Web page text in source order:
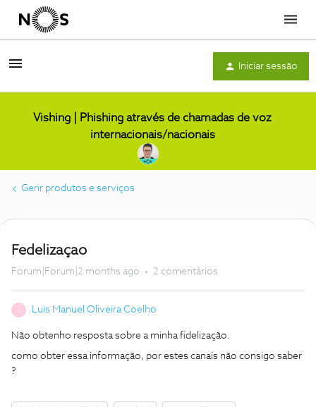
Menu
Iniciar sessão
Vishing | Phishing através de chamadas de voz
internacionais/nacionais
Gerir produtos e serviços
Fedelizaçao
Forum|Forum|2 months ago 2 comentários
Luis Manuel Oliveira Coelho
Não obtenho resposta sobre a minha fidelização.
como obter essa informação, por estes canais não consigo saber
?